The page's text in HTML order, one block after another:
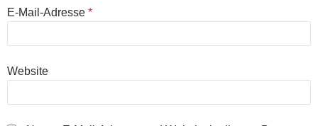
E-Mail-Adresse *
Website